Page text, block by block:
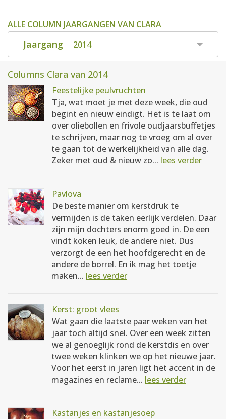
ALLE COLUMN JAARGANGEN VAN CLARA
Jaargang 2014
Columns Clara van 2014
Feestelijke peulvruchten
Tja, wat moet je met deze week, die oud
begint en nieuw eindigt. Het is te laat om
over oliebollen en frivole oudjaarsbuffetjes
te schrijven, maar nog te vroeg om al over
te gaan tot de werkelijkheid van alle dag.
Zeker met oud & nieuw zo... lees verder
Pavlova
De beste manier om kerstdruk te
vermijden is de taken eerlijk verdelen. Daar
zijn mijn dochters enorm goed in. De een
vindt koken leuk, de andere niet. Dus
verzorgt de een het hoofdgerecht en de
andere de borrel. En ik mag het toetje
maken... lees verder
Kerst: groot vlees
Wat gaan die laatste paar weken van het
jaar toch altijd snel. Over een week zitten
we al genoeglijk rond de kerstdis en over
twee weken klinken we op het nieuwe jaar.
Voor het eerst in jaren ligt het accent in de
magazines en reclame... lees verder
Kastanjes en kastanjesoep